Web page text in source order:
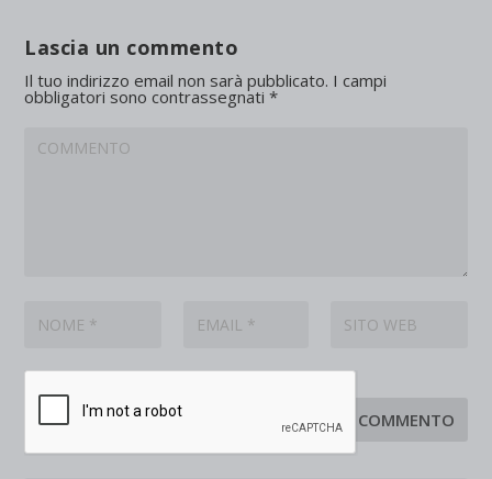
Lascia un commento
Il tuo indirizzo email non sarà pubblicato. I campi
obbligatori sono contrassegnati*